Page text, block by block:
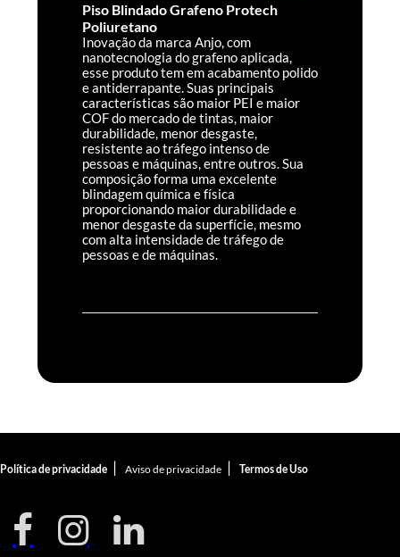
Piso Blindado Grafeno Protech
Poliuretano
Inovação da marca Anjo, com
nanotecnologia do grafeno aplicada,
esse produto tem em acabamento polido
e antiderrapante. Suas principais
características são maior PEI e maior
COF do mercado de tintas, maior
durabilidade, menor desgaste,
resistente ao tráfego intenso de
pessoas e máquinas, entre outros. Sua
composição forma uma excelente
blindagem química e física
proporcionando maior durabilidade e
menor desgaste da superfície, mesmo
com alta intensidade de tráfego de
pessoas e de máquinas.
Política de privacidade | Aviso de privacidade | Termos de Uso